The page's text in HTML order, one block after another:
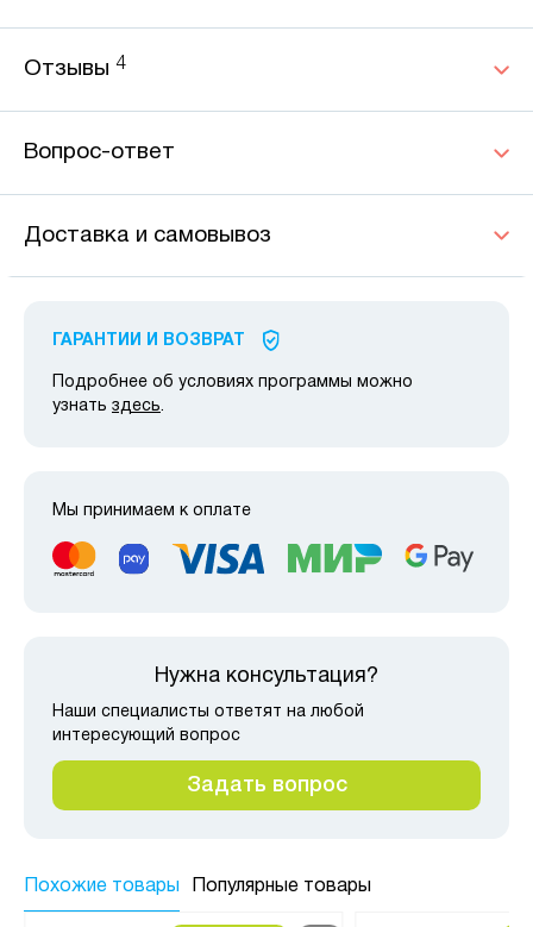
Отзывы 4
Вопрос-ответ
Доставка и самовывоз
ГАРАНТИИ И ВОЗВРАТ
Подробнее об условиях программы можно
узнать здесь.
Мы принимаем к оплате
Нужна консультация?
Наши специалисты ответят на любой
интересующий вопрос
Задать вопрос
Похожие товары Популярные товары